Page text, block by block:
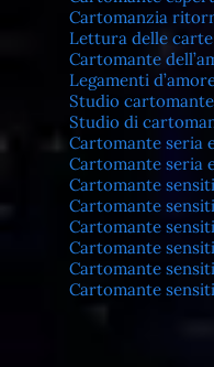
Cartomanzia
Lettura delle
Cartomante
Legamenti
Studio cartomante
Studio di
Cartomante seria
Cartomante seria
Cartomante
Cartomante
Cartomante
Cartomante
Cartomante
Cartomante